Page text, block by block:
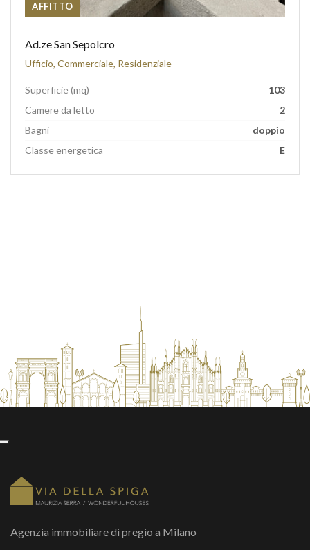
AFFITTO
Ad.ze San Sepolcro
Ufficio, Commerciale, Residenziale
Superficie (mq)
103
Camere da letto
2
Bagni
doppio
Classe energetica
E
Agenzia immobiliare di pregio a Milano